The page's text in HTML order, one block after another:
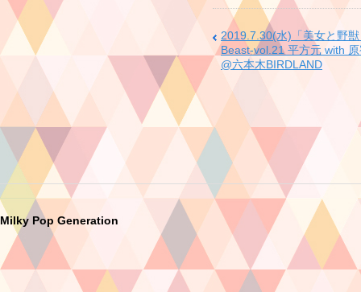
2019.7.30(水)「美女と野
Beast-vol.21 平方元 with
@六本木BIRDLAND
Milky Pop Generation